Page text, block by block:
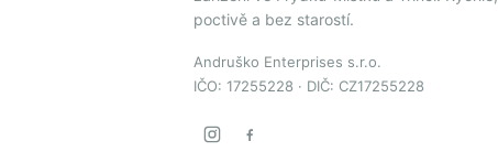
poctivě a bez starostí.
Andruško Enterprises s.r.o.
IČO: 17255228 · DIČ: CZ17255228